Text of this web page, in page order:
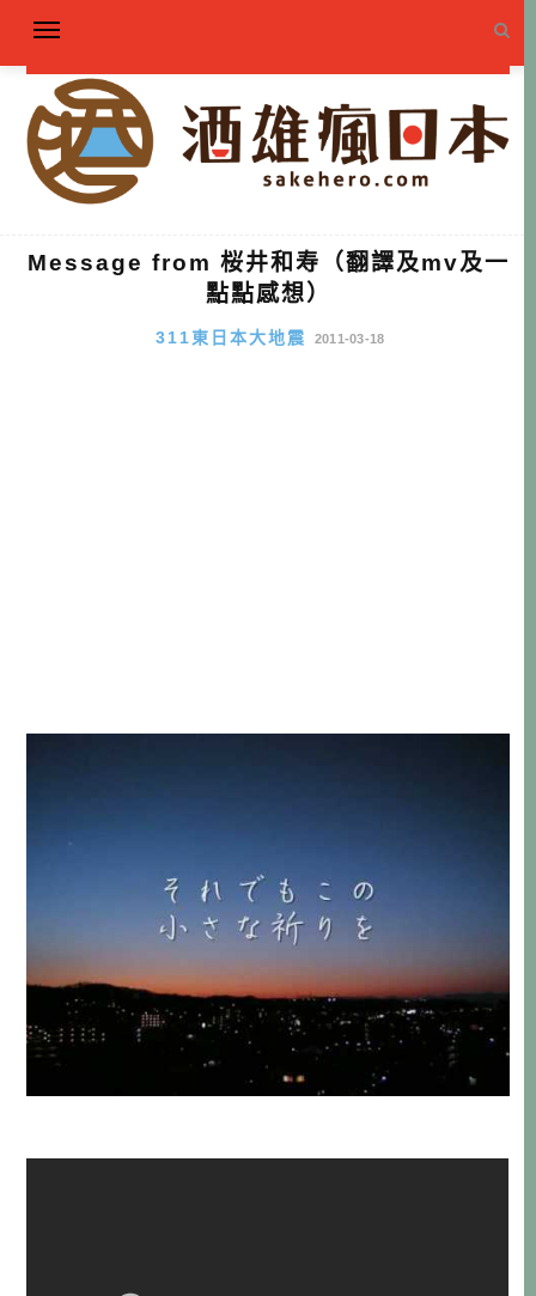
Message from 桜井和寿（翻譯及mv及一
點點感想）
311東日本大地震 2011-03-18